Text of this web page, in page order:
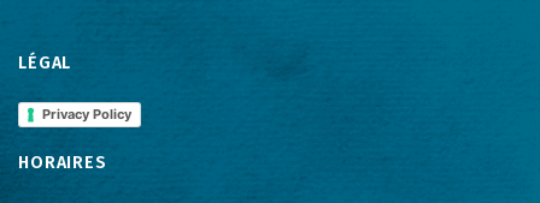
LÉGAL
Privacy Policy
HORAIRES